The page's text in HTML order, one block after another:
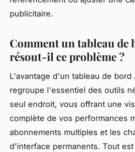
publicitaire.
Comment un tableau de
résout-il ce problème ?
L'avantage d'un tableau de bord
regroupe l'essentiel des outils
seul endroit, vous offrant une
complète de vos performances
abonnements multiples et les
d'interface permanents. Tout